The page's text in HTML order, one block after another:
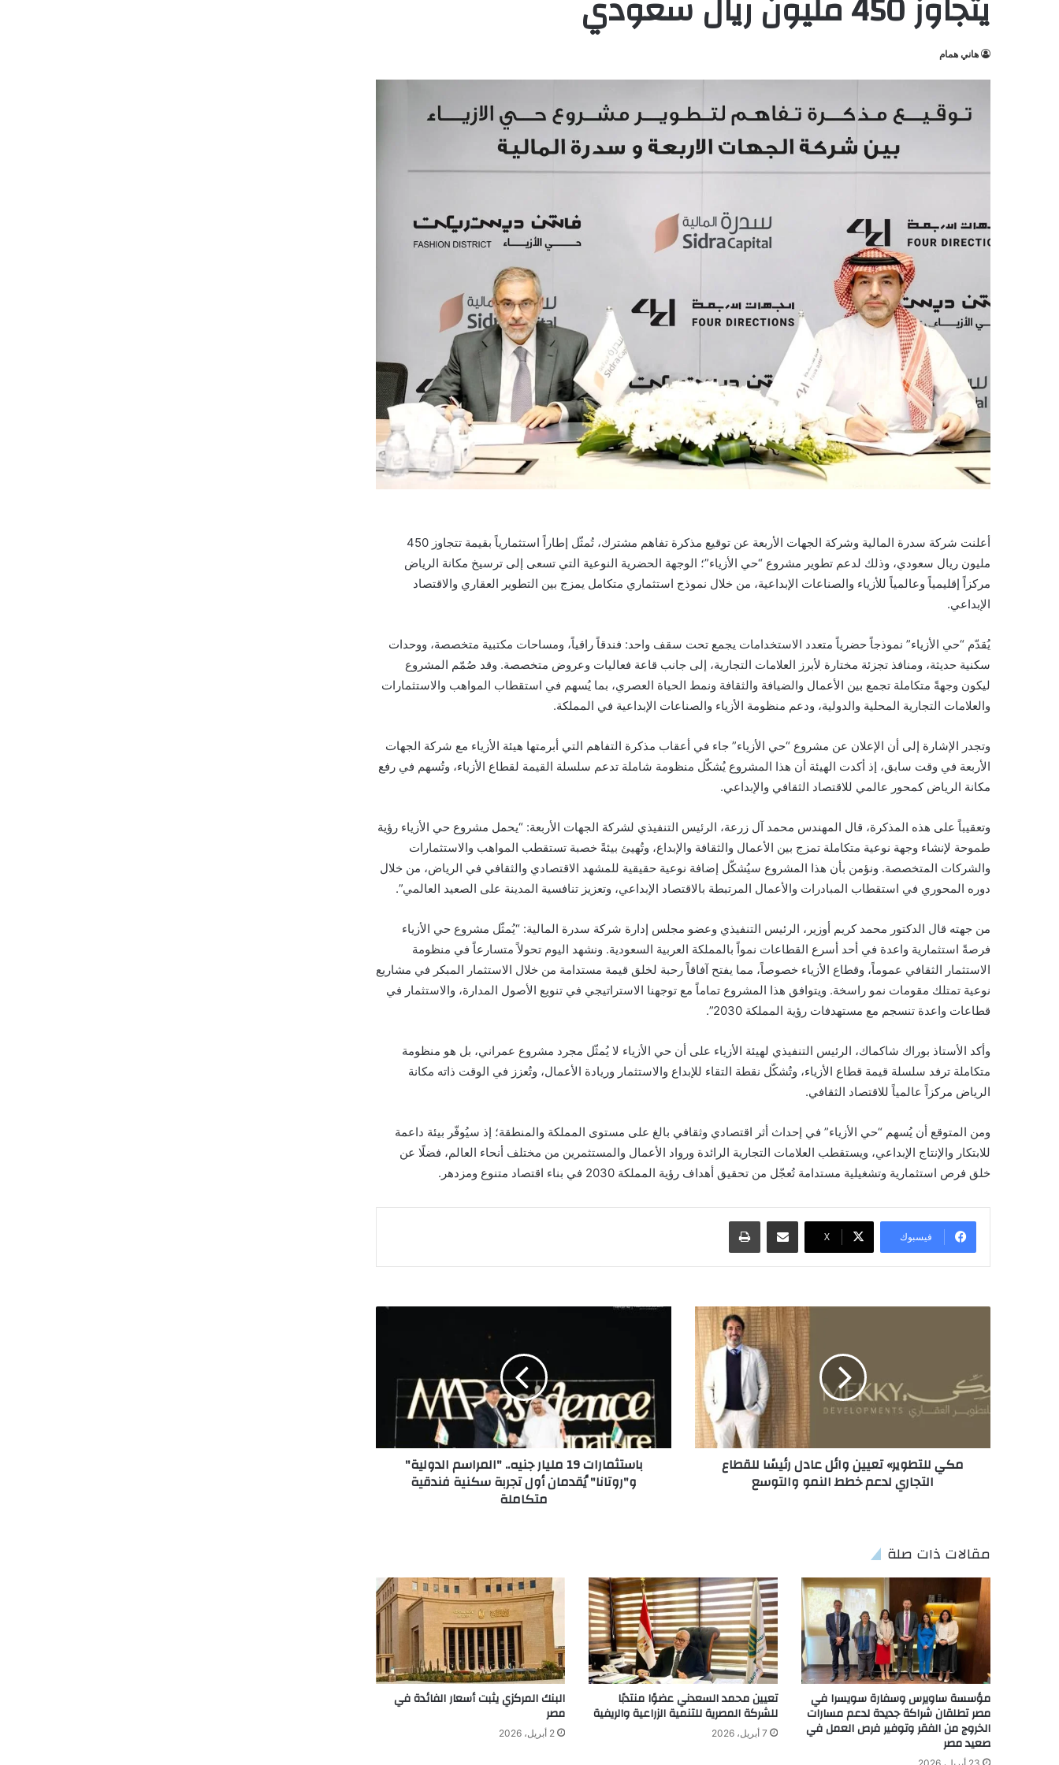
هاني همام
أعلنت شركة سدرة المالية وشركة الجهات الأربعة عن توقيع مذكرة تفاهم مشترك، تُمثّل إطاراً استثمارياً بقيمة تتجاوز 450
مليون ريال سعودي، وذلك لدعم تطوير مشروع “حي الأزياء”؛ الوجهة الحضرية النوعية التي تسعى إلى ترسيخ مكانة الرياض
مركزاً إقليمياً وعالمياً للأزياء والصناعات الإبداعية، من خلال نموذج استثماري متكامل يمزج بين التطوير العقاري والاقتصاد
الإبداعي.
يُقدّم “حي الأزياء” نموذجاً حضرياً متعدد الاستخدامات يجمع تحت سقف واحد: فندقاً راقياً، ومساحات مكتبية متخصصة، ووحدات
سكنية حديثة، ومنافذ تجزئة مختارة لأبرز العلامات التجارية، إلى جانب قاعة فعاليات وعروض متخصصة. وقد صُمّم المشروع
ليكون وجهةً متكاملة تجمع بين الأعمال والضيافة والثقافة ونمط الحياة العصري، بما يُسهم في استقطاب المواهب والاستثمارات
والعلامات التجارية المحلية والدولية، ودعم منظومة الأزياء والصناعات الإبداعية في المملكة.
وتجدر الإشارة إلى أن الإعلان عن مشروع “حي الأزياء” جاء في أعقاب مذكرة التفاهم التي أبرمتها هيئة الأزياء مع شركة الجهات
الأربعة في وقت سابق، إذ أكدت الهيئة أن هذا المشروع يُشكّل منظومة شاملة تدعم سلسلة القيمة لقطاع الأزياء، وتُسهم في رفع
مكانة الرياض كمحور عالمي للاقتصاد الثقافي والإبداعي.
وتعقيباً على هذه المذكرة، قال المهندس محمد آل زرعة، الرئيس التنفيذي لشركة الجهات الأربعة: “يحمل مشروع حي الأزياء رؤية
طموحة لإنشاء وجهة نوعية متكاملة تمزج بين الأعمال والثقافة والإبداع، وتُهيئ بيئةً خصبة تستقطب المواهب والاستثمارات
والشركات المتخصصة. ونؤمن بأن هذا المشروع سيُشكّل إضافة نوعية حقيقية للمشهد الاقتصادي والثقافي في الرياض، من خلال
دوره المحوري في استقطاب المبادرات والأعمال المرتبطة بالاقتصاد الإبداعي، وتعزيز تنافسية المدينة على الصعيد العالمي”.
من جهته قال الدكتور محمد كريم أوزير، الرئيس التنفيذي وعضو مجلس إدارة شركة سدرة المالية: “يُمثّل مشروع حي الأزياء
فرصةً استثمارية واعدة في أحد أسرع القطاعات نمواً بالمملكة العربية السعودية. ونشهد اليوم تحولاً متسارعاً في منظومة
الاستثمار الثقافي عموماً، وقطاع الأزياء خصوصاً، مما يفتح آفاقاً رحبة لخلق قيمة مستدامة من خلال الاستثمار المبكر في مشاريع
نوعية تمتلك مقومات نمو راسخة. ويتوافق هذا المشروع تماماً مع توجهنا الاستراتيجي في تنويع الأصول المدارة، والاستثمار في
قطاعات واعدة تنسجم مع مستهدفات رؤية المملكة 2030”.
وأكد الأستاذ بوراك شاكماك، الرئيس التنفيذي لهيئة الأزياء على أن حي الأزياء لا يُمثّل مجرد مشروع عمراني، بل هو منظومة
متكاملة ترفد سلسلة قيمة قطاع الأزياء، وتُشكّل نقطة التقاء للإبداع والاستثمار وريادة الأعمال، وتُعزز في الوقت ذاته مكانة
الرياض مركزاً عالمياً للاقتصاد الثقافي.
ومن المتوقع أن يُسهم “حي الأزياء” في إحداث أثر اقتصادي وثقافي بالغ على مستوى المملكة والمنطقة؛ إذ سيُوفّر بيئة داعمة
للابتكار والإنتاج الإبداعي، ويستقطب العلامات التجارية الرائدة ورواد الأعمال والمستثمرين من مختلف أنحاء العالم، فضلًا عن
خلق فرص استثمارية وتشغيلية مستدامة تُعجّل من تحقيق أهداف رؤية المملكة 2030 في بناء اقتصاد متنوع ومزدهر.
فيسبوك X
مشاركة عبر البريد طباعة
مكي للتطوير» تعيين وائل عادل رئيسًا للقطاع
التجاري لدعم خطط النمو والتوسع
باستثمارات 19 مليار جنيه.. "المراسم الدولية"
و"روتانا" يُقدمان أول ﺗﺠﺮﺑﺔ ﺳﻜﻨﻴﺔ ﻓﻨﺪﻗﻴﺔ
متكاملة
مقالات ذات صلة
مؤسسة ساويرس وسفارة سويسرا في
مصر تطلقان شراكة جديدة لدعم مسارات
الخروج من الفقر وتوفير فرص العمل في
صعيد مصر
تعيين محمد السعدني عضوًا منتدبًا
للشركة المصرية للتنمية الزراعية والريفية
7 أبريل، 2026
البنك المركزي يثبت أسعار الفائدة في
مصر
2 أبريل، 2026